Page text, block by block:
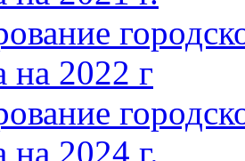
на 2022 г
на 2024 г.